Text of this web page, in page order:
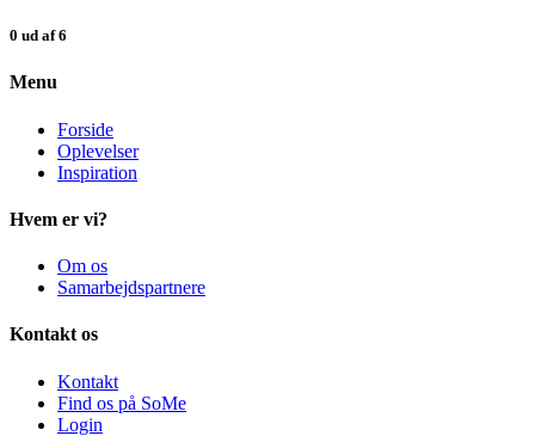
0 ud af 6
Menu
Forside
Oplevelser
Inspiration
Hvem er vi?
Om os
Samarbejdspartnere
Kontakt os
Kontakt
Find os på SoMe
Login